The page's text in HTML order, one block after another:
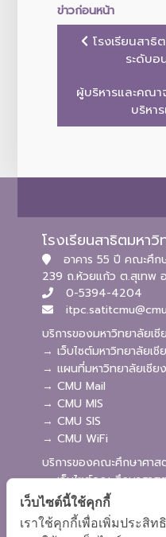
ข่าวก่อนหน้า
โรงเรียนสาธิ
ระดับอ
ผู้บริหารและคณ
บริหา
อาคาร 55 ปี คณะศึก
239 ถ.ห้วยแก้ว ต.สุเทพ
0-5394-4204
บริการของมหาวิทยาลัยเชี
→ เว็บไซต์มหาวิทยาลัยเชี
→ แผนที่มหาวิทยาลัยเชีย
→ CMU Mail
→ CMU MIS
→ CMU SIS
→ CMU WiFi
บริการของคณะศึกษาศาส
→ เว็บไซต์คณะศึกษาศาส
→ ระบบจัดการเว็บไซต์
→ ระบบ Admission
→ EDU MIS
เว็บไซต์นี้ใช้คุกกี้
เราใช้คุกกี้เพื่อเพิ่มประสิ